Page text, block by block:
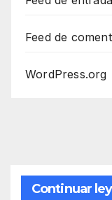
Feed de
WordPress.org
Continuar